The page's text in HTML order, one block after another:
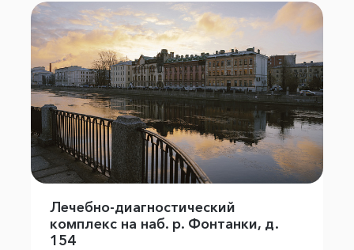
Лечебно-диагностический
комплекс на наб. р. Фонтанки, д.
154